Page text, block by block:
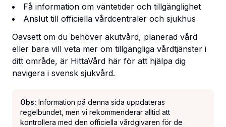
Få information om väntetider och tillgänglighet
Anslut till officiella vårdcentraler och sjukhus
Oavsett om du behöver akutvård, planerad vård
eller bara vill veta mer om tillgängliga vårdtjänster i
ditt område, är HittaVård här för att hjälpa dig
navigera i svensk sjukvård.
Obs: Information på denna sida uppdateras
regelbundet, men vi rekommenderar alltid att
kontrollera med den officiella vårdgivaren för de